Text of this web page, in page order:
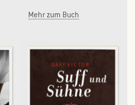
Mehr zum Buch